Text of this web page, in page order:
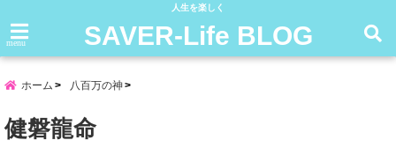
人生を楽しく
menu SAVER-Life BLOG
ホーム 八百万の神
健磐龍命